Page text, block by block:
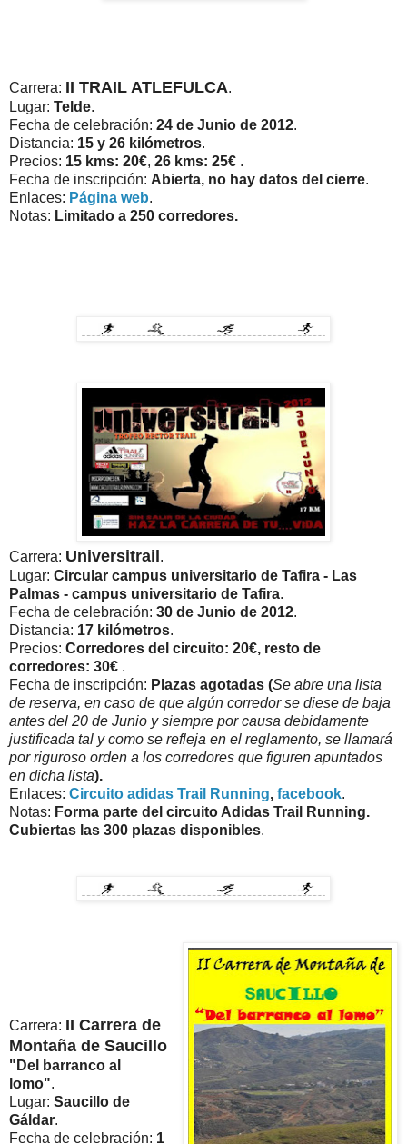
Carrera: II TRAIL ATLEFULCA.
Lugar: Telde.
Fecha de celebración: 24 de Junio de 2012.
Distancia: 15 y 26 kilómetros.
Precios: 15 kms: 20€, 26 kms: 25€ .
Fecha de inscripción: Abierta, no hay datos del cierre.
Enlaces: Página web.
Notas: Limitado a 250 corredores.
Carrera: Universitrail .
Lugar: Circular campus universitario de Tafira - Las
Palmas - campus universitario de Tafira.
Fecha de celebración: 30 de Junio de 2012.
Distancia: 17 kilómetros.
Precios: Corredores del circuito: 20€, resto de
corredores: 30€ .
Fecha de inscripción: Plazas agotadas (Se abre una lista
de reserva, en caso de que algún corredor se diese de baja
antes del 20 de Junio y siempre por causa debidamente
justificada tal y como se refleja en el reglamento, se llamará
por riguroso orden a los corredores que figuren apuntados
en dicha lista).
Enlaces: Circuito adidas Trail Running, facebook.
Notas: Forma parte del circuito Adidas Trail Running.
Cubiertas las 300 plazas disponibles.
Carrera: II Carrera de
Montaña de Saucillo
"Del barranco al
lomo".
Lugar: Saucillo de
Gáldar.
Fecha de celebración: 1